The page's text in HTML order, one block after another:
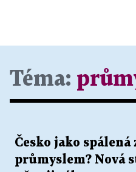
Téma:
Česko jako
průmyslem? Nová